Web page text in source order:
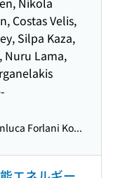
Costas Velis,
Silpa Kaza,
, Nuru Lama,
Forlani Ko...